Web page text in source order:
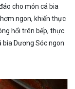
cho món cá bia
ngon, khiến thực
hổi trên bếp, thực
Dương Sóc ngon